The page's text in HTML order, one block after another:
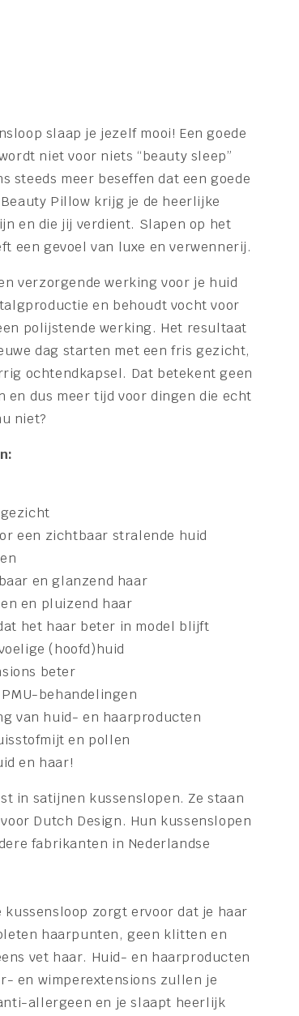
slaap je jezelf mooi! Een goede
niet voor niets “beauty sleep”
steeds meer beseffen dat een goede
Pillow krijg je de heerlijke
en die jij verdient. Slapen op het
een gevoel van luxe en verwennerij.
verzorgende werking voor je huid
en behoudt vocht voor
polijstende werking. Het resultaat
dag starten met een fris gezicht,
ochtendkapsel. Dat betekent geen
dus meer tijd voor dingen die echt
niet?
een zichtbaar stralende huid
en glanzend haar
en pluizend haar
het haar beter in model blijft
(hoofd)huid
beter
behandelingen
van huid- en haarproducten
en pollen
en haar!
in satijnen kussenslopen. Ze staan
Dutch Design. Hun kussenslopen
fabrikanten in Nederlandse
kussensloop zorgt ervoor dat je haar
haarpunten, geen klitten en
vet haar. Huid- en haarproducten
en wimperextensions zullen je
allergeen en je slaapt heerlijk